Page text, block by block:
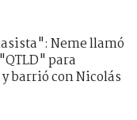
Neme llamó
para
barrió con Nicolás